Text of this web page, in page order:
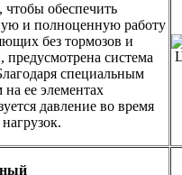
чтобы обеспечить
и полноценную работу
без тормозов и
предусмотрена система
специальным
на ее элементах
давление во время